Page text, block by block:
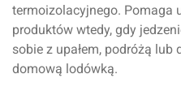
termoizolacyjnego. Pomaga
produktów wtedy, gdy
sobie z upałem, podróżą lub
domową lodówką.